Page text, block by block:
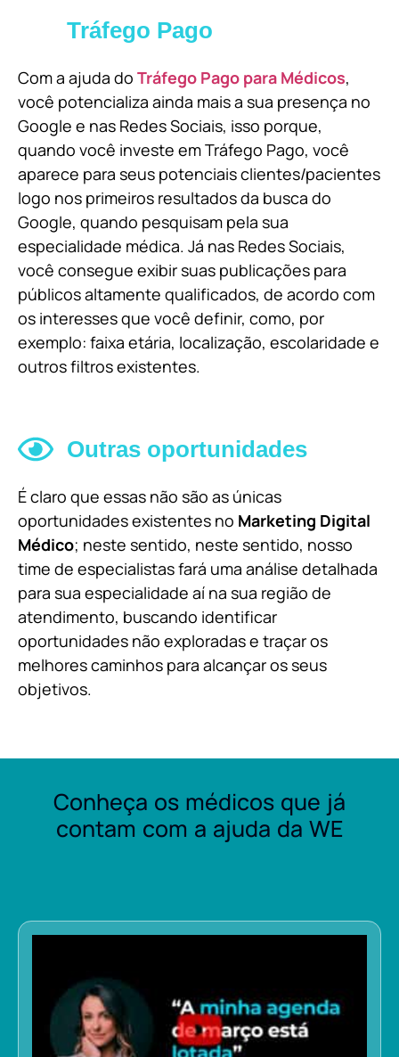
Tráfego Pago
Com a ajuda do Tráfego Pago para Médicos,
você potencializa ainda mais a sua presença no
Google e nas Redes Sociais, isso porque,
quando você investe em Tráfego Pago, você
aparece para seus potenciais clientes/pacientes
logo nos primeiros resultados da busca do
Google, quando pesquisam pela sua
especialidade médica. Já nas Redes Sociais,
você consegue exibir suas publicações para
públicos altamente qualificados, de acordo com
os interesses que você definir, como, por
exemplo: faixa etária, localização, escolaridade e
outros filtros existentes.
Outras oportunidades
É claro que essas não são as únicas
oportunidades existentes no Marketing Digital
Médico; neste sentido, neste sentido, nosso
time de especialistas fará uma análise detalhada
para sua especialidade aí na sua região de
atendimento, buscando identificar
oportunidades não exploradas e traçar os
melhores caminhos para alcançar os seus
objetivos.
Conheça os médicos que já
contam com a ajuda da WE